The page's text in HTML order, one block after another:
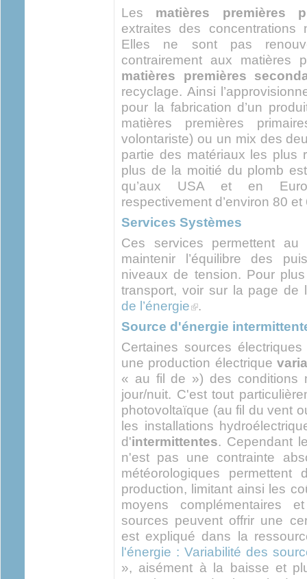
Les matières premières
extraites des concentrations
Elles ne sont pas
contrairement aux matières
matières premières
recyclage. Ainsi
pour la fabrication d’un
matières premières
volontariste) ou un mix des
partie des matériaux les plus
plus de la moitié du plomb
qu’aux USA et en
respectivement d’environ 80 et
Services Systèmes
Ces services permettent
maintenir l’équilibre des
niveaux de tension. Pour
transport, voir sur la page
de l’énergie(link is external)
.
Source d'énergie
Certaines sources
une production électrique
« au fil de ») des conditions
jour/nuit. C'est tout
photovoltaïque (au fil du vent
les installations
d'intermittentes. Cependant
n'est pas une contrainte
météorologiques
production, limitant ainsi les
moyens complémentaires
sources peuvent offrir une
est expliqué dans la
l'énergie : Variabilité des
», aisément à la baisse et